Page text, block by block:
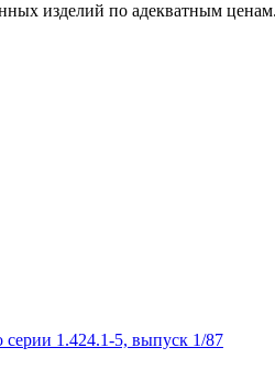
изделий по адекватным
1.424.1-5, выпуск 1/87